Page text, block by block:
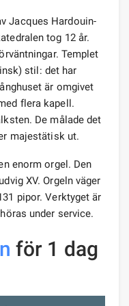
Jacques Hardouin-
tog 12 år.
Templet
stil: det har
är omgivet
flera kapell.
De målade det
majestätisk ut.
enorm orgel. Den
XV. Orgeln väger
pipor. Verktyget är
under service.
för 1 dag